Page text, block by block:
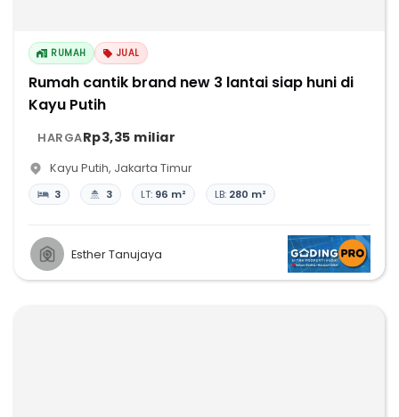
RUMAH JUAL
Rumah cantik brand new 3 lantai siap huni di
Kayu Putih
HARGARp3,35 miliar
Kayu Putih, Jakarta Timur
3 3 LT: 96 m² LB: 280 m²
Esther Tanujaya